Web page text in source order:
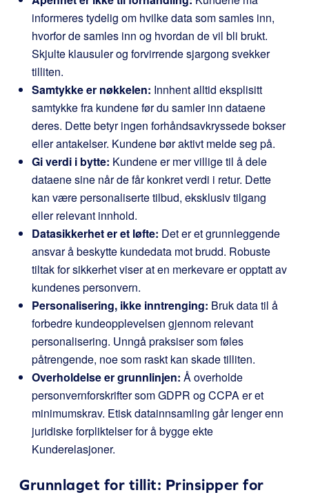
informeres tydelig om hvilke data som samles inn,
hvorfor de samles inn og hvordan de vil bli brukt.
Skjulte klausuler og forvirrende sjargong svekker
tilliten.
Samtykke er nøkkelen: Innhent alltid eksplisitt
samtykke fra kundene før du samler inn dataene
deres. Dette betyr ingen forhåndsavkryssede bokser
eller antakelser. Kundene bør aktivt melde seg på.
Gi verdi i bytte: Kundene er mer villige til å dele
dataene sine når de får konkret verdi i retur. Dette
kan være personaliserte tilbud, eksklusiv tilgang
eller relevant innhold.
Datasikkerhet er et løfte: Det er et grunnleggende
ansvar å beskytte kundedata mot brudd. Robuste
tiltak for sikkerhet viser at en merkevare er opptatt av
kundenes personvern.
Personalisering, ikke inntrenging: Bruk data til å
forbedre kundeopplevelsen gjennom relevant
personalisering. Unngå praksiser som føles
påtrengende, noe som raskt kan skade tilliten.
Overholdelse er grunnlinjen: Å overholde
personvernforskrifter som GDPR og CCPA er et
minimumskrav. Etisk datainnsamling går lenger enn
juridiske forpliktelser for å bygge ekte
Kunderelasjoner.
Grunnlaget for tillit: Prinsipper for